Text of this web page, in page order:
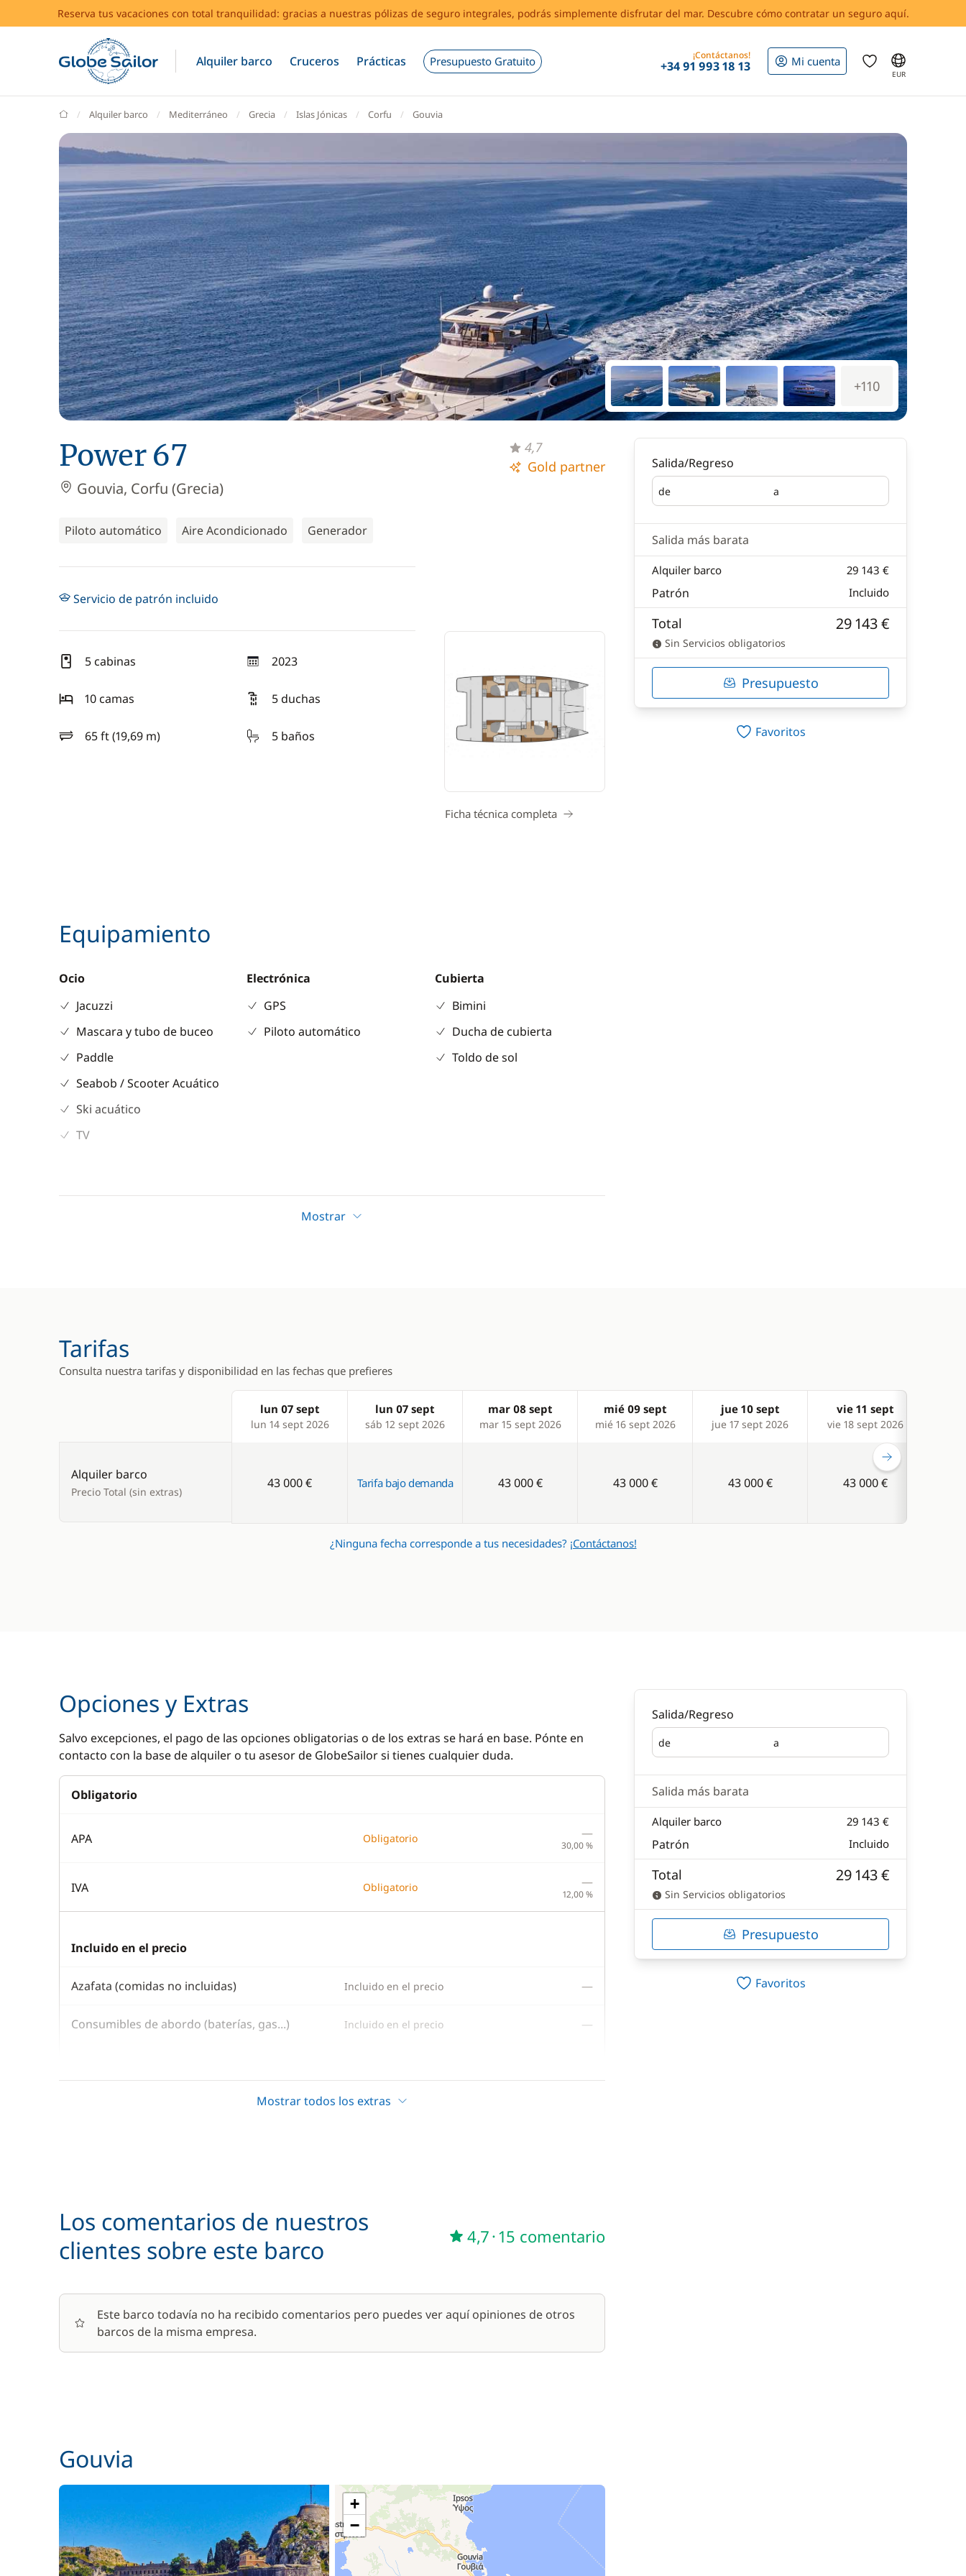
Reserva tus vacaciones con total tranquilidad: gracias a nuestras pólizas de seguro integrales, podrás simplemente disfrutar del mar. Descubre cómo contratar un seguro aquí.
Alquiler barco Cruceros Prácticas Presupuesto Gratuito ¡Contáctanos!
+34 91 993 18 13 Mi cuenta
EUR
GlobeSailor
Alquiler barco Mediterráneo Grecia Islas Jónicas Corfu Gouvia
+110
Power 67
Gouvia, Corfu (Grecia)
Piloto automático Aire Acondicionado Generador
4,7
Gold partner
Servicio de patrón incluido
5 cabinas 2023
año
10 camas
5 duchas
65 ft (19,69 m)
eslora 5 baños
Ficha técnica completa
Equipamiento
Ocio
Jacuzzi
Mascara y tubo de buceo
Paddle
Seabob / Scooter Acuático
Ski acuático
TV
Electrónica
GPS
Piloto automático
Cubierta
Bimini
Ducha de cubierta
Toldo de sol
Congelador
Mostrar
Salida/Regreso
de
Salida a
Regreso
Salida más barata
Alquiler barco 29 143 €
Patrón Incluido
Total 29 143 €
Sin Servicios obligatorios
Presupuesto
Favoritos
Tarifas
Consulta nuestra tarifas y disponibilidad en las fechas que prefieres
Products
lun 07 sept
lun 14 sept 2026
lun 07 sept
sáb 12 sept 2026
mar 08 sept
mar 15 sept 2026
mié 09 sept
mié 16 sept 2026
jue 10 sept
jue 17 sept 2026
vie 11 sept
vie 18 sept 2026
Alquiler barco
Precio Total (sin extras)
43 000 € Tarifa bajo demanda 43 000 € 43 000 € 43 000 € 43 000 €
¿Ninguna fecha corresponde a tus necesidades? ¡Contáctanos!
Opciones y Extras
Salvo excepciones, el pago de las opciones obligatorias o de los extras se hará en base. Pónte en
contacto con la base de alquiler o tu asesor de GlobeSailor si tienes cualquier duda.
Obligatorio
APA Obligatorio —
30,00 %
IVA Obligatorio —
12,00 %
Incluido en el precio
Azafata (comidas no incluidas) Incluido en el precio —
Consumibles de abordo (baterías, gas...) Incluido en el precio —
Incluido en el precio
Patrón (comidas no incluidas) Incluido en el precio
Ropa de cama
Mostrar todos los extras
Los comentarios de nuestros
clientes sobre este barco
4,7·15 comentario
Este barco todavía no ha recibido comentarios pero puedes ver aquí opiniones de otros
barcos de la misma empresa.
Gouvia
+
−
Salida/Regreso
de
Salida a
Regreso
Salida más barata
Alquiler barco 29 143 €
Patrón Incluido
Total 29 143 €
Sin Servicios obligatorios
Presupuesto
Favoritos